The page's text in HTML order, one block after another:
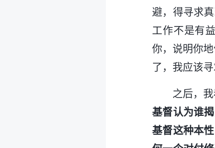
避，得寻求
工作不是有
你，说明你
了，我应该
之后，
基督认为谁
基督这种本